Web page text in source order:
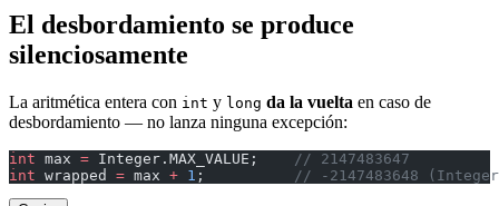
El desbordamiento se produce
silenciosamente
La aritmética entera con int y long da la vuelta en caso de
desbordamiento — no lanza ninguna excepción:
int max = Integer.MAX_VALUE;
// 2147483647
int wrapped = max + 1 ; // -2147483648